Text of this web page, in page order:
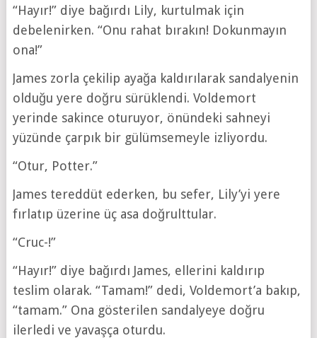
“Hayır!” diye bağırdı Lily, kurtulmak için
debelenirken. “Onu rahat bırakın! Dokunmayın
ona!”
James zorla çekilip ayağa kaldırılarak sandalyenin
olduğu yere doğru sürüklendi. Voldemort
yerinde sakince oturuyor, önündeki sahneyi
yüzünde çarpık bir gülümsemeyle izliyordu.
“Otur, Potter.”
James tereddüt ederken, bu sefer, Lily’yi yere
fırlatıp üzerine üç asa doğrulttular.
“Cruc-!”
“Hayır!” diye bağırdı James, ellerini kaldırıp
teslim olarak. “Tamam!” dedi, Voldemort’a bakıp,
“tamam.” Ona gösterilen sandalyeye doğru
ilerledi ve yavaşça oturdu.